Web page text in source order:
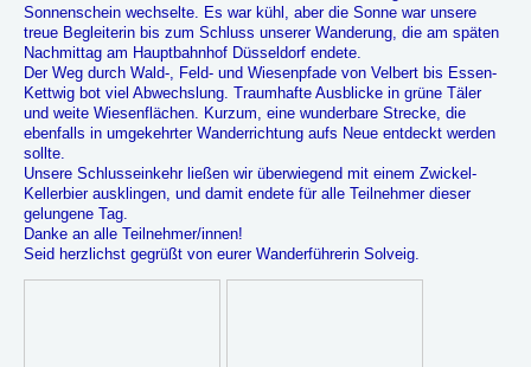
Sonnenschein wechselte. Es war kühl, aber die Sonne war unsere
treue Begleiterin bis zum Schluss unserer Wanderung, die am späten
Nachmittag am Hauptbahnhof Düsseldorf endete.
Der Weg durch Wald-, Feld- und Wiesenpfade von Velbert bis Essen-
Kettwig bot viel Abwechslung. Traumhafte Ausblicke in grüne Täler
und weite Wiesenflächen. Kurzum, eine wunderbare Strecke, die
ebenfalls in umgekehrter Wanderrichtung aufs Neue entdeckt werden
sollte.
Unsere Schlusseinkehr ließen wir überwiegend mit einem Zwickel-
Kellerbier ausklingen, und damit endete für alle Teilnehmer dieser
gelungene Tag.
Danke an alle Teilnehmer/innen!
Seid herzlichst gegrüßt von eurer Wanderführerin Solveig.